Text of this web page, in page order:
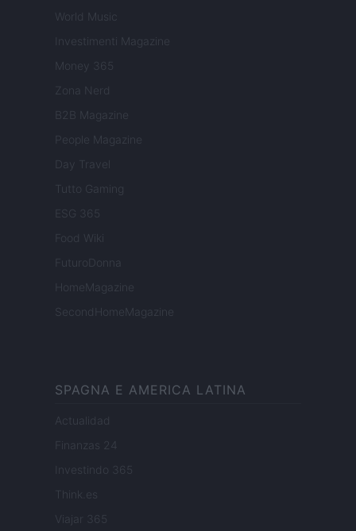
World Music
Investimenti Magazine
Money 365
Zona Nerd
B2B Magazine
People Magazine
Day Travel
Tutto Gaming
ESG 365
Food Wiki
FuturoDonna
HomeMagazine
SecondHomeMagazine
SPAGNA E AMERICA LATINA
Actualidad
Finanzas 24
Investindo 365
Think.es
Viajar 365